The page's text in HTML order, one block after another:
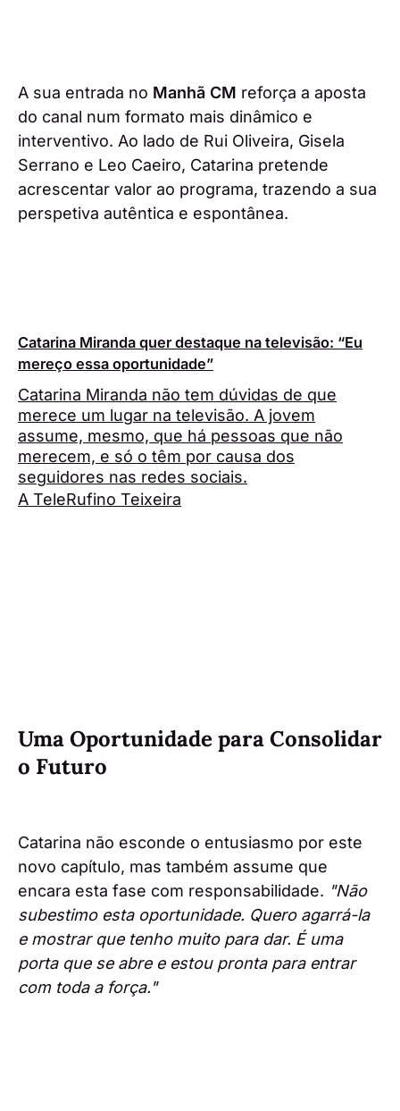
A sua entrada no Manhã CM reforça a aposta
do canal num formato mais dinâmico e
interventivo. Ao lado de Rui Oliveira, Gisela
Serrano e Leo Caeiro, Catarina pretende
acrescentar valor ao programa, trazendo a sua
perspetiva autêntica e espontânea.
Catarina Miranda quer destaque na televisão: “Eu
mereço essa oportunidade”
Catarina Miranda não tem dúvidas de que
merece um lugar na televisão. A jovem
assume, mesmo, que há pessoas que não
merecem, e só o têm por causa dos
seguidores nas redes sociais.
A TeleRufino Teixeira
Uma Oportunidade para Consolidar
o Futuro
Catarina não esconde o entusiasmo por este
novo capítulo, mas também assume que
encara esta fase com responsabilidade. "Não
subestimo esta oportunidade. Quero agarrá-la
e mostrar que tenho muito para dar. É uma
porta que se abre e estou pronta para entrar
com toda a força."